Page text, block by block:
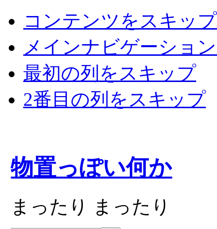
コンテンツをスキップ
メインナビゲーショ
最初の列をスキップ
2番目の列をスキップ
物置っぽい何か
まったり まったり